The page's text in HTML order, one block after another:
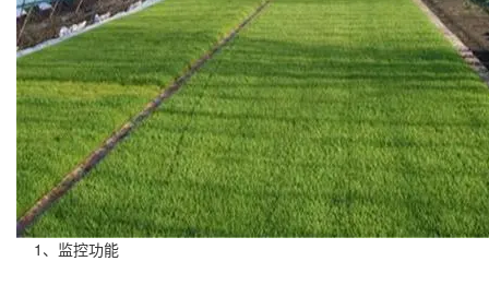
1、监控功能